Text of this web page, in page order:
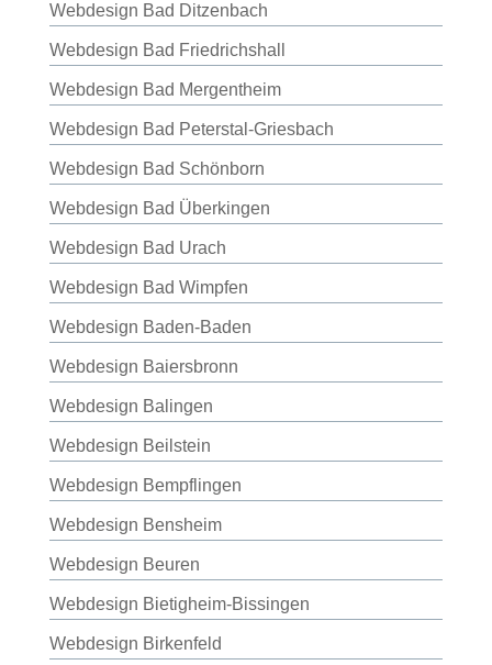
Webdesign Bad Ditzenbach
Webdesign Bad Friedrichshall
Webdesign Bad Mergentheim
Webdesign Bad Peterstal-Griesbach
Webdesign Bad Schönborn
Webdesign Bad Überkingen
Webdesign Bad Urach
Webdesign Bad Wimpfen
Webdesign Baden-Baden
Webdesign Baiersbronn
Webdesign Balingen
Webdesign Beilstein
Webdesign Bempflingen
Webdesign Bensheim
Webdesign Beuren
Webdesign Bietigheim-Bissingen
Webdesign Birkenfeld